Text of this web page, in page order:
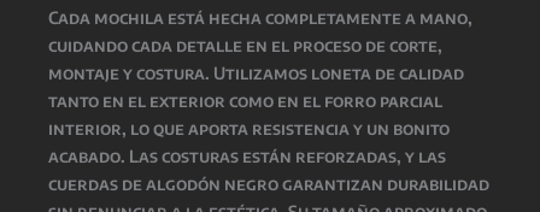
Cada mochila está hecha completamente a mano,
cuidando cada detalle en el proceso de corte,
montaje y costura. Utilizamos loneta de calidad
tanto en el exterior como en el forro parcial
interior, lo que aporta resistencia y un bonito
acabado. Las costuras están reforzadas, y las
cuerdas de algodón negro garantizan durabilidad